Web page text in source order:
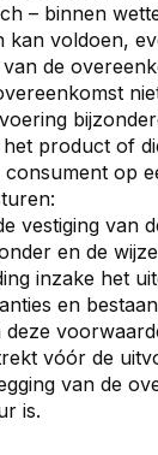
– binnen
kan voldoen,
de
product of
op
vestiging van
en de
inzake het
en
vóór de
van de
is.